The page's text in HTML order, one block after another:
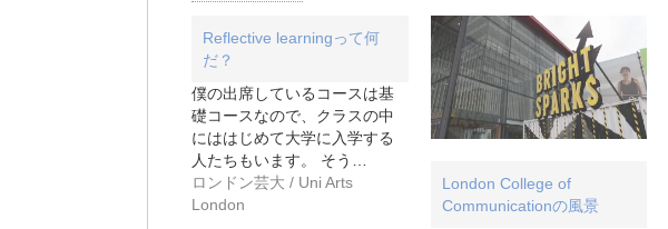
Reflective learningって何
だ？
僕の出席しているコースは基
礎コースなので、クラスの中
にははじめて大学に入学する
人たちもいます。 そう…
ロンドン芸大 / Uni Arts
London
London College of
Communicationの風景